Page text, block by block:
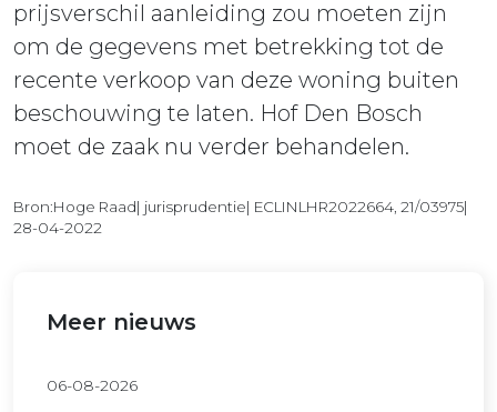
prijsverschil aanleiding zou moeten zijn
om de gegevens met betrekking tot de
recente verkoop van deze woning buiten
beschouwing te laten. Hof Den Bosch
moet de zaak nu verder behandelen.
Bron:Hoge Raad| jurisprudentie| ECLINLHR2022664, 21/03975|
28-04-2022
Meer nieuws
06-08-2026